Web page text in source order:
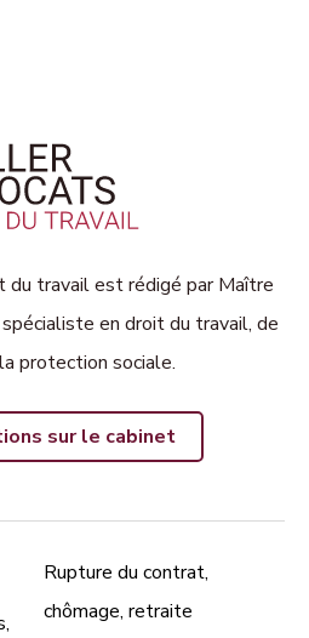
du travail est rédigé par Maître
en droit du travail, de
protection sociale.
sur le cabinet
Rupture du contrat,
chômage, retraite